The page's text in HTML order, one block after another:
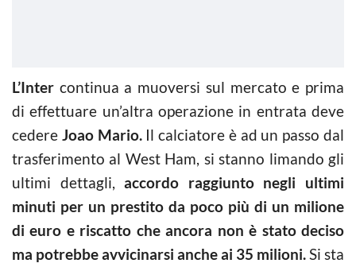
L’Inter continua a muoversi sul mercato e prima
di effettuare un’altra operazione in entrata deve
cedere Joao Mario.Il calciatore è ad un passo dal
trasferimento al West Ham, si stanno limando gli
ultimi dettagli,accordo raggiunto negli ultimi
minuti per un prestito da poco più di un milione
di euro e riscatto che ancora non è stato deciso
ma potrebbe avvicinarsi anche ai 35 milioni.Si sta